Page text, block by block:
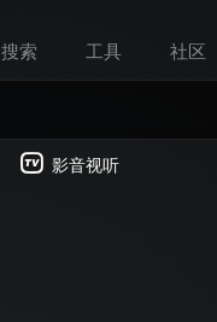
搜索 工具 社区
影音视听